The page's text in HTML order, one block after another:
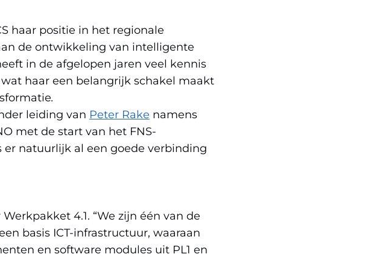
naar
een
andere
website)
venster)
(verwijst
naar
een
andere
website)
venster)
(verwijst
naar
een
website)
venster)
(verwijst
naar
een
website)
haar positie in het regionale
de ontwikkeling van intelligente
in de afgelopen jaren veel kennis
haar een belangrijk schakel maakt
.
leiding van Peter Rake namens
met de start van het FNS-
er natuurlijk al een goede verbinding
4.1. “We zijn één van de
basis ICT-infrastructuur, waaraan
en software modules uit PL1 en